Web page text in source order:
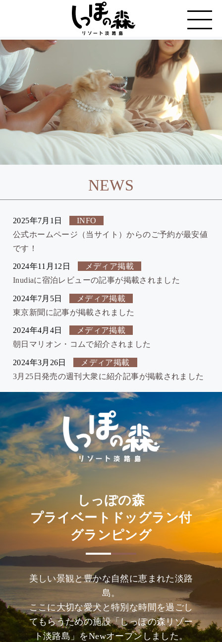
NEWS
2025年7月1日
INFO
公式ホームページ（当サイト）からのご予約が最安値
です！
2024年11月12日
メディア掲載
Inudiaに宿泊レビューの記事が掲載されました
2024年7月5日
メディア掲載
東京新聞に記事が掲載されました
2024年4月4日
メディア掲載
朝日マリオン・コムで紹介されました
2024年3月26日
メディア掲載
3月25日発売の週刊大衆に紹介記事が掲載されました
しっぽの森
プライベートドッグラン付
グランピング
美しい景観と豊かな自然に恵まれた淡路
島。
ここに大切な愛犬と特別な時間を過ごし
てもらうための施設「しっぽの森リゾー
ト淡路島」をNewオープンしました。